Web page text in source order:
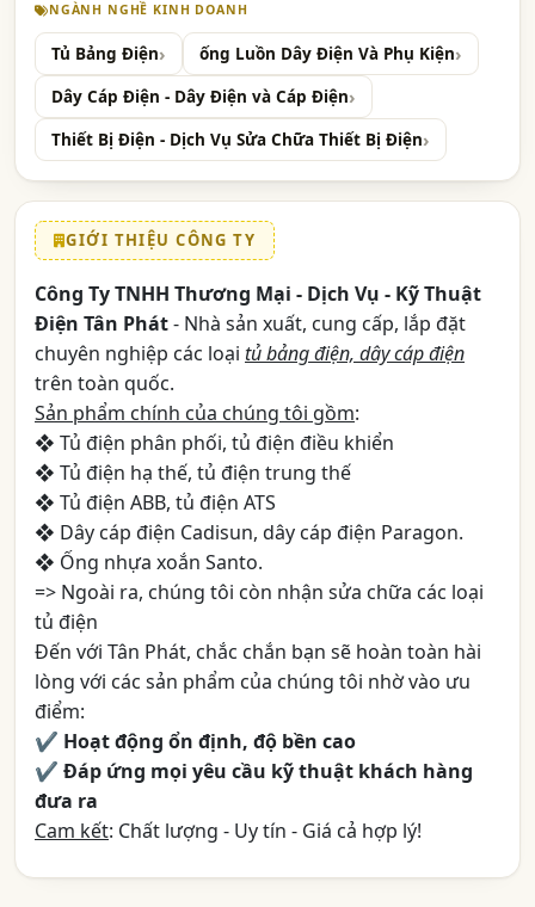
NGÀNH NGHỀ KINH DOANH
Tủ Bảng Điện
ống Luồn Dây Điện Và Phụ Kiện
Dây Cáp Điện - Dây Điện và Cáp Điện
Thiết Bị Điện - Dịch Vụ Sửa Chữa Thiết Bị Điện
GIỚI THIỆU CÔNG TY
Công Ty TNHH Thương Mại - Dịch Vụ - Kỹ Thuật
Điện Tân Phát- Nhà sản xuất, cung cấp, lắp đặt
chuyên nghiệp các loại tủ bảng điện, dây cáp điện
trên toàn quốc.
Sản phẩm chính của chúng tôi gồm:
❖ Tủ điện phân phối, tủ điện điều khiển
❖ Tủ điện hạ thế, tủ điện trung thế
❖ Tủ điện ABB, tủ điện ATS
❖ Dây cáp điện Cadisun, dây cáp điện Paragon.
❖ Ống nhựa xoắn Santo.
=> Ngoài ra, chúng tôi còn nhận sửa chữa các loại
tủ điện
Đến với Tân Phát, chắc chắn bạn sẽ hoàn toàn hài
lòng với các sản phẩm của chúng tôi nhờ vào ưu
điểm:
✔ Hoạt động ổn định, độ bền cao
✔ Đáp ứng mọi yêu cầu kỹ thuật khách hàng
đưa ra
Cam kết: Chất lượng - Uy tín - Giá cả hợp lý!